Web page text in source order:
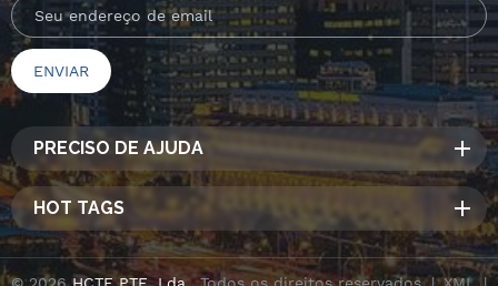
PRECISO DE AJUDA
HOT TAGS